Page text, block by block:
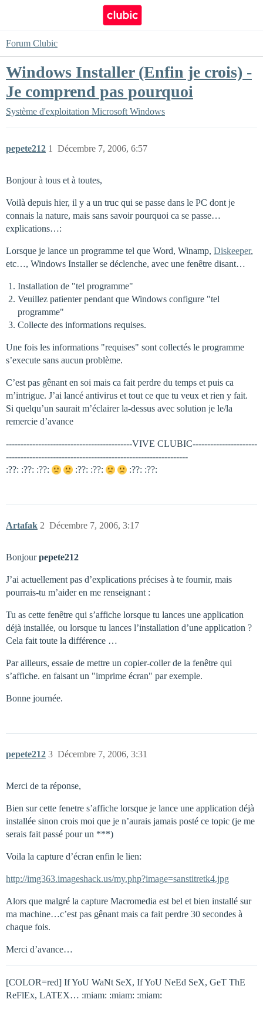
Forum Clubic
Windows Installer (Enfin je crois) -
Je comprend pas pourquoi
Système d'exploitation Microsoft Windows
pepete212 Décembre 7, 2006, 6:57
1
Bonjour à tous et à toutes,
Voilà depuis hier, il y a un truc qui se passe dans le PC dont je
connais la nature, mais sans savoir pourquoi ca se passe…
explications…:
Lorsque je lance un programme tel que Word, Winamp, Diskeeper,
etc…, Windows Installer se déclenche, avec une fenêtre disant…
Installation de "tel programme"
Veuillez patienter pendant que Windows configure "tel
programme"
Collecte des informations requises.
Une fois les informations "requises" sont collectés le programme
s’execute sans aucun problème.
C’est pas gênant en soi mais ca fait perdre du temps et puis ca
m’intrigue. J’ai lancé antivirus et tout ce que tu veux et rien y fait.
Si quelqu’un saurait m’éclairer la-dessus avec solution je le/la
remercie d’avance
-------------------------------------------VIVE CLUBIC----------------------
--------------------------------------------------------------
:??: :??: :??:
:??: :??: :??: :??:
Artafak Décembre 7, 2006, 3:17
2
Bonjourpepete212
J’ai actuellement pas d’explications précises à te fournir, mais
pourrais-tu m’aider en me renseignant :
Tu as cette fenêtre qui s’affiche lorsque tu lances une application
déjà installée, ou lorsque tu lances l’installation d’une application ?
Cela fait toute la différence …
Par ailleurs, essaie de mettre un copier-coller de la fenêtre qui
s’affiche. en faisant un "imprime écran" par exemple.
Bonne journée.
pepete212 Décembre 7, 2006, 3:31
3
Merci de ta réponse,
Bien sur cette fenetre s’affiche lorsque je lance une application déjà
installée sinon crois moi que je n’aurais jamais posté ce topic (je me
serais fait passé pour un ***)
Voila la capture d’écran enfin le lien:
http://img363.imageshack.us/my.php?image=sanstitretk4.jpg
Alors que malgré la capture Macromedia est bel et bien installé sur
ma machine…c’est pas gênant mais ca fait perdre 30 secondes à
chaque fois.
Merci d’avance…
[COLOR=red] If YoU WaNt SeX, If YoU NeEd SeX, GeT ThE
ReFlEx, LATEX… :miam: :miam: :miam: